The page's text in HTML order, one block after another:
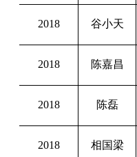
2018 谷小天
2018 陈嘉昌
2018 陈磊
2018 相国梁